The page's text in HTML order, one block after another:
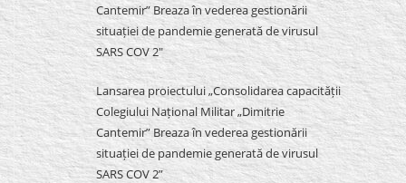
Cantemir” Breaza în vederea gestionării
situației de pandemie generată de virusul
SARS COV 2″
Lansarea proiectului „Consolidarea capacității
Colegiului Național Militar „Dimitrie
Cantemir” Breaza în vederea gestionării
situației de pandemie generată de virusul
SARS COV 2”